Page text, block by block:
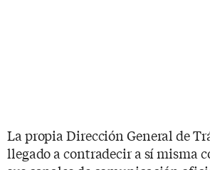
La propia Dirección General de
llegado a contradecir a sí misma